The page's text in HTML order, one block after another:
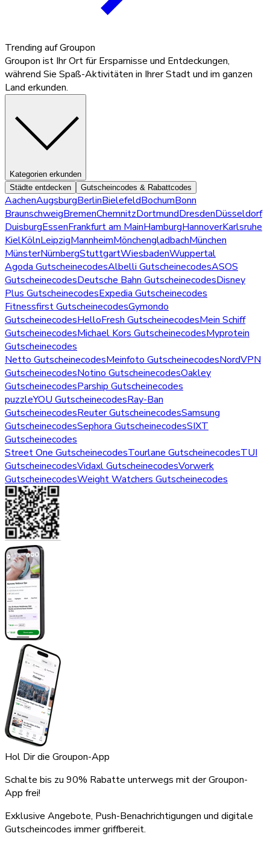
Trending auf Groupon
Groupon ist Ihr Ort für Ersparnisse und Entdeckungen,
während Sie Spaß-Aktivitäten in Ihrer Stadt und im ganzen
Land erkunden.
Kategorien erkunden
Städte entdecken
Gutscheincodes & Rabattcodes
AachenAugsburgBerlinBielefeldBochumBonn
BraunschweigBremenChemnitzDortmundDresdenDüsseldorf
DuisburgEssenFrankfurt am MainHamburgHannoverKarlsruhe
KielKölnLeipzigMannheimMönchengladbachMünchen
MünsterNürnbergStuttgartWiesbadenWuppertal
Agoda GutscheinecodesAlbelli GutscheinecodesASOS
GutscheinecodesDeutsche Bahn GutscheinecodesDisney
Plus GutscheinecodesExpedia Gutscheinecodes
Fitnessfirst GutscheinecodesGymondo
GutscheinecodesHelloFresh GutscheinecodesMein Schiff
GutscheinecodesMichael Kors GutscheinecodesMyprotein
Gutscheinecodes
Netto GutscheinecodesMeinfoto GutscheinecodesNordVPN
GutscheinecodesNotino GutscheinecodesOakley
GutscheinecodesParship Gutscheinecodes
puzzleYOU GutscheinecodesRay-Ban
GutscheinecodesReuter GutscheinecodesSamsung
GutscheinecodesSephora GutscheinecodesSIXT
Gutscheinecodes
Street One GutscheinecodesTourlane GutscheinecodesTUI
GutscheinecodesVidaxl GutscheinecodesVorwerk
GutscheinecodesWeight Watchers Gutscheinecodes
Hol Dir die Groupon-App
Schalte bis zu 90% Rabatte unterwegs mit der Groupon-
App frei!
Exklusive Angebote, Push-Benachrichtigungen und digitale
Gutscheincodes immer griffbereit.